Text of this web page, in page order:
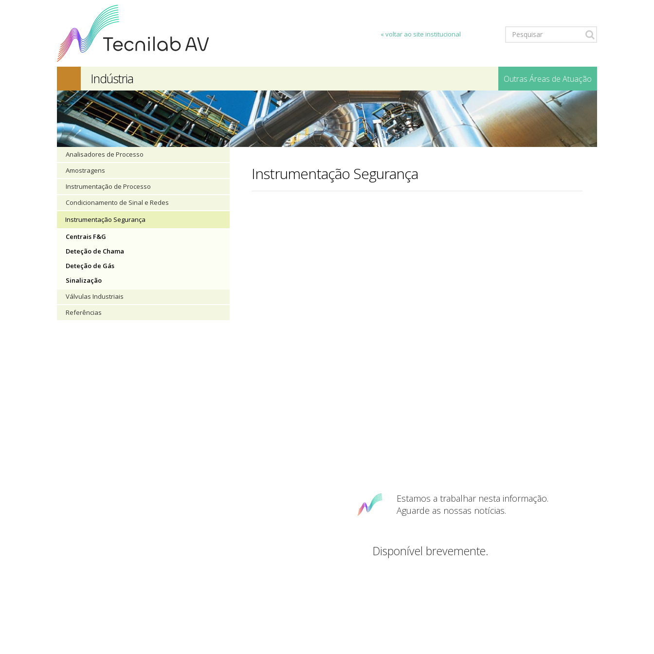
« voltar ao site institucional
Indústria Outras Áreas de Atuação
Analisadores de Processo
Amostragens
Instrumentação de Processo
Condicionamento de Sinal e Redes
Instrumentação Segurança
Centrais F&G
Deteção de Chama
Deteção de Gás
Sinalização
Válvulas Industriais
Referências
Instrumentação Segurança
Estamos a trabalhar nesta informação.
Aguarde as nossas notícias.
Disponível brevemente.